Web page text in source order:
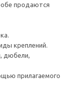
продаются
креплений.
дюбели,
прилагаемого